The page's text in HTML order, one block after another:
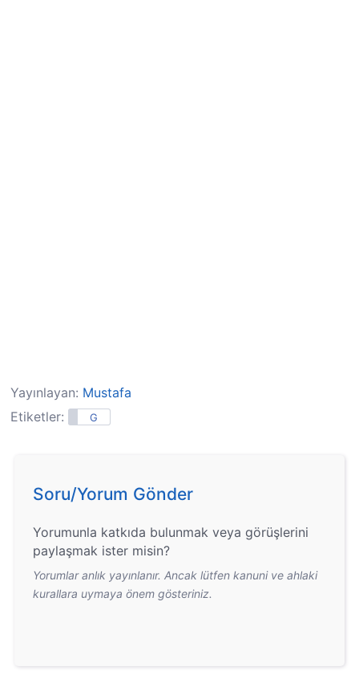
Yayınlayan: Mustafa
Etiketler:
G
Soru/Yorum Gönder
Yorumunla katkıda bulunmak veya görüşlerini
paylaşmak ister misin?
Yorumlar anlık yayınlanır. Ancak lütfen kanuni ve ahlaki
kurallara uymaya önem gösteriniz.